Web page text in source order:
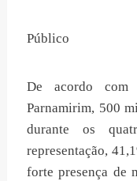
Público
De acordo com
Parnamirim, 500
durante os
representação,
forte presença de